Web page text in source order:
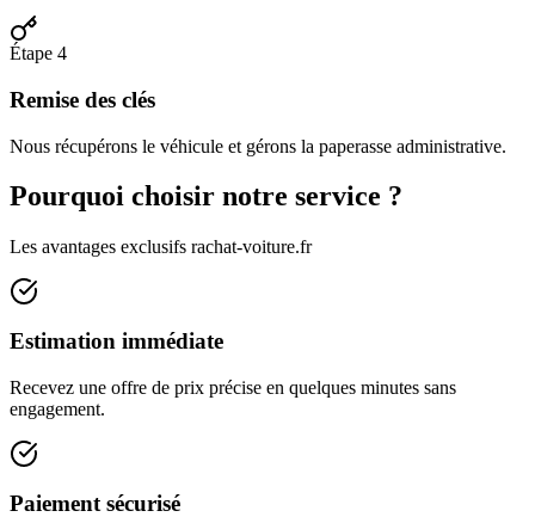
Étape 4
Remise des clés
Nous récupérons le véhicule et gérons la paperasse administrative.
Pourquoi choisir notre service ?
Les avantages exclusifs rachat-voiture.fr
Estimation immédiate
Recevez une offre de prix précise en quelques minutes sans
engagement.
Paiement sécurisé